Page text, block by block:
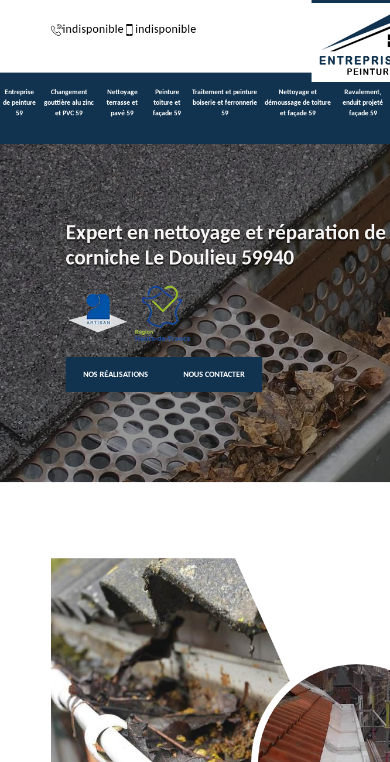
indisponible indisponible
Entreprise
de peinture
59
Changement
gouttière alu zinc
et PVC 59
Nettoyage
terrasse et
pavé 59
Peinture
toiture et
façade 59
Traitement et peinture
boiserie et ferronnerie
59
Nettoyage et
démoussage de toiture
et façade 59
Ravalement,
enduit projeté
façade 59
Expert en nettoyage et réparation de
corniche Le Doulieu 59940
NOS RÉALISATIONS NOUS CONTACTER